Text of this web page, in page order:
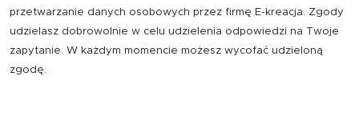
przetwarzanie danych osobowych przez firmę E-kreacja. Zgody
udzielasz dobrowolnie w celu udzielenia odpowiedzi na Twoje
zapytanie. W każdym momencie możesz wycofać udzieloną
zgodę.